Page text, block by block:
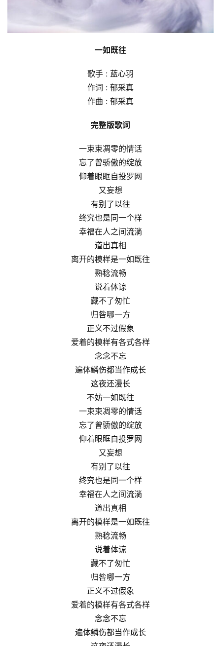
一如既往
歌手 : 蓝心羽
作词 : 郁采真
作曲 : 郁采真
完整版歌词
一束束凋零的情话
忘了曾骄傲的绽放
仰着眼眶自投罗网
又妄想
有别了以往
终究也是同一个样
幸福在人之间流淌
道出真相
离开的模样是一如既往
熟稔流畅
说着体谅
藏不了匆忙
归咎哪一方
正义不过假象
爱着的模样有各式各样
念念不忘
遍体鳞伤都当作成长
这夜还漫长
不妨一如既往
一束束凋零的情话
忘了曾骄傲的绽放
仰着眼眶自投罗网
又妄想
有别了以往
终究也是同一个样
幸福在人之间流淌
道出真相
离开的模样是一如既往
熟稔流畅
说着体谅
藏不了匆忙
归咎哪一方
正义不过假象
爱着的模样有各式各样
念念不忘
遍体鳞伤都当作成长